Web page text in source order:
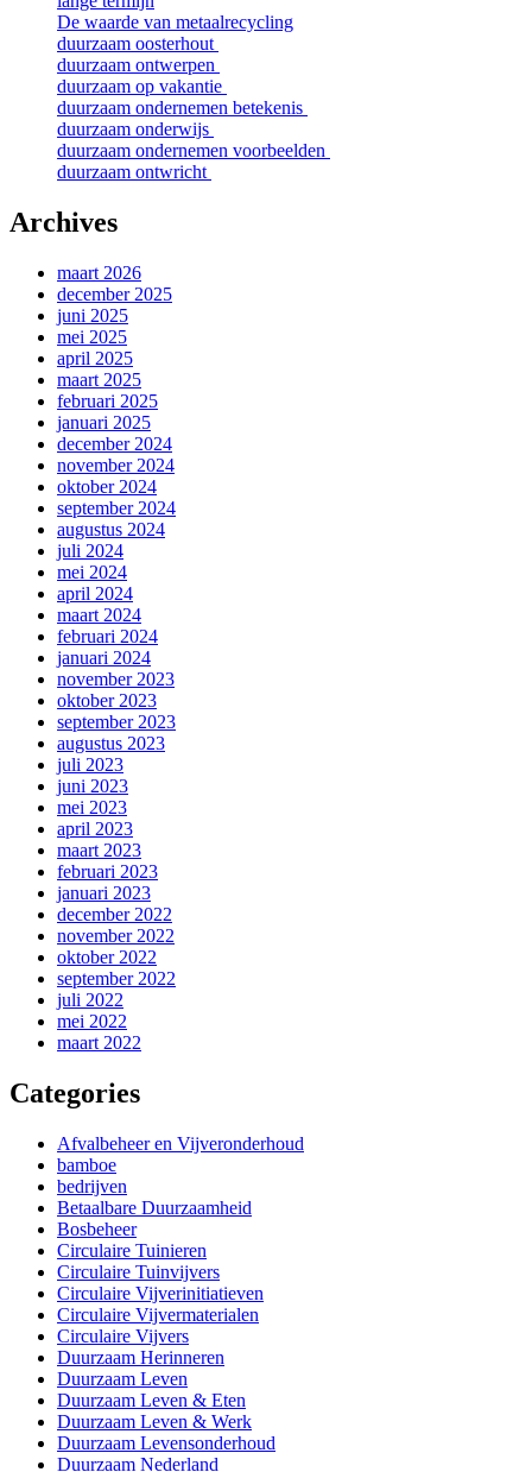
De waarde van metaalrecycling
duurzaam oosterhout
duurzaam ontwerpen
duurzaam op vakantie
duurzaam ondernemen betekenis
duurzaam onderwijs
duurzaam ondernemen voorbeelden
duurzaam ontwricht
Archives
maart 2026
december 2025
juni 2025
mei 2025
april 2025
maart 2025
februari 2025
januari 2025
december 2024
november 2024
oktober 2024
september 2024
augustus 2024
juli 2024
mei 2024
april 2024
maart 2024
februari 2024
januari 2024
november 2023
oktober 2023
september 2023
augustus 2023
juli 2023
juni 2023
mei 2023
april 2023
maart 2023
februari 2023
januari 2023
december 2022
november 2022
oktober 2022
september 2022
juli 2022
mei 2022
maart 2022
Categories
Afvalbeheer en Vijveronderhoud
bamboe
bedrijven
Betaalbare Duurzaamheid
Bosbeheer
Circulaire Tuinieren
Circulaire Tuinvijvers
Circulaire Vijverinitiatieven
Circulaire Vijvermaterialen
Circulaire Vijvers
Duurzaam Herinneren
Duurzaam Leven
Duurzaam Leven & Eten
Duurzaam Leven & Werk
Duurzaam Levensonderhoud
Duurzaam Nederland